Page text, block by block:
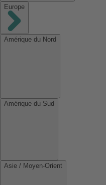
Europe
Amérique du Nord
Amérique du Sud
Asie / Moyen-Orient